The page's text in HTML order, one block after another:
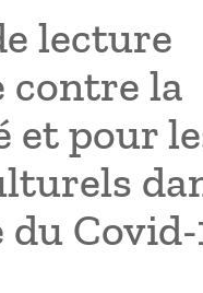
lecture
contre la
et pour
Covid-